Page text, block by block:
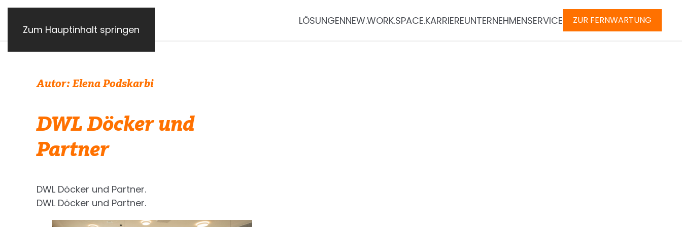
Zum Hauptinhalt springen
LÖSUNGENNEW.WORK.SPACE.KARRIEREUNTERNEHMENSERVICE ZUR FERNWARTUNG
Autor:Elena Podskarbi
DWL Döcker und
Partner
DWL Döcker und Partner.
DWL Döcker und Partner.